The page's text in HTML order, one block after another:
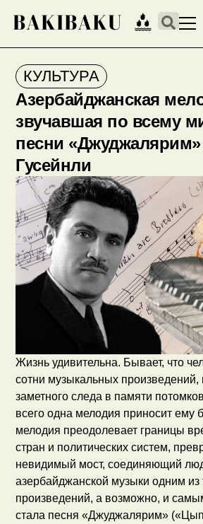
КУЛЬТУРА
Азербайджанская
звучавшая по всему
песни
Гусейнли
Жизнь удивительна. Бывает, что
сотни музыкальных произведений,
заметного следа в памяти
всего одна мелодия приносит ему
мелодия преодолевает границы
стран и политических систем,
невидимый мост, соединяющий
азербайджанской музыки одним из
произведений, а возможно, и
стала песня «Джуджалярим»